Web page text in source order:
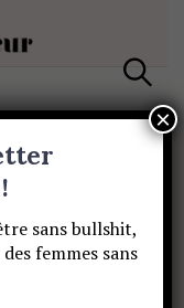
e
a
l’âme
sans bullshit,
femmes sans
×